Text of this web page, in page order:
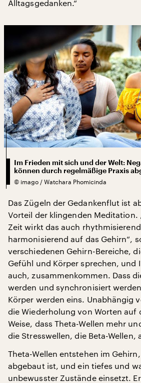
Alltagsgedanken.“
Im Frieden mit sich und der Welt:
können durch regelmäßige Praxis
© imago / Watchara Phomicinda
Das Zügeln der Gedankenflut ist
Vorteil der klingenden Meditation.
Zeit wirkt das auch
harmonisierend auf das Gehirn“,
verschiedenen Gehirn-Bereiche,
Gefühl und Körper sprechen, und
auch, zusammenkommen. Dass
werden und synchronisiert
Körper werden eins. Unabhängig
die Wiederholung von Worten auf
Weise, dass Theta-Wellen mehr
die Stresswellen, die Beta-Wellen,
Theta-Wellen entstehen im
abgebaut ist, und ein tiefes und
unbewusster Zustände einsetzt.